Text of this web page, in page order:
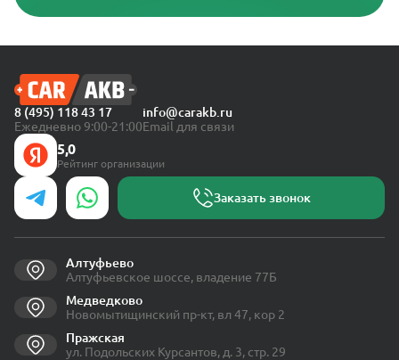
8 (495) 118 43 17
Ежедневно 9:00-21:00
info@carakb.ru
Email для связи
5,0
Рейтинг организации
Заказать звонок
Алтуфьево
Алтуфьевское шоссе, владение 77Б
Медведково
Новомытищинский пр-кт, вл 47, кор 2
Пражская
ул. Подольских Курсантов, д. 3, стр. 29